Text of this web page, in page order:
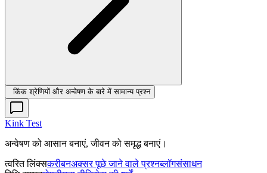
किंक श्रेणियों और अन्वेषण के बारे में सामान्य प्रश्न
Kink Test
अन्वेषण को आसान बनाएं, जीवन को समृद्ध बनाएं।
त्वरित लिंक्सकरीबनअक्सर पूछे जाने वाले प्रश्नब्लॉगसंसाधन